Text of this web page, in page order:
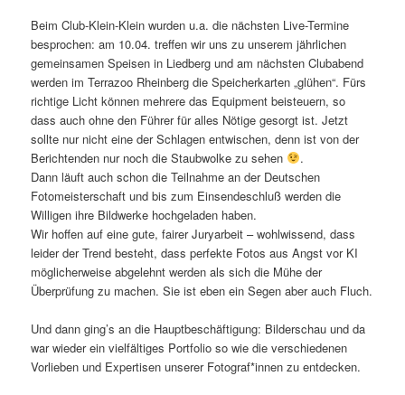
Beim Club-Klein-Klein wurden u.a. die nächsten Live-Termine
besprochen: am 10.04. treffen wir uns zu unserem jährlichen
gemeinsamen Speisen in Liedberg und am nächsten Clubabend
werden im Terrazoo Rheinberg die Speicherkarten „glühen“. Fürs
richtige Licht können mehrere das Equipment beisteuern, so
dass auch ohne den Führer für alles Nötige gesorgt ist. Jetzt
sollte nur nicht eine der Schlagen entwischen, denn ist von der
Berichtenden nur noch die Staubwolke zu sehen
.
Dann läuft auch schon die Teilnahme an der Deutschen
Fotomeisterschaft und bis zum Einsendeschluß werden die
Willigen ihre Bildwerke hochgeladen haben.
Wir hoffen auf eine gute, fairer Juryarbeit – wohlwissend, dass
leider der Trend besteht, dass perfekte Fotos aus Angst vor KI
möglicherweise abgelehnt werden als sich die Mühe der
Überprüfung zu machen. Sie ist eben ein Segen aber auch Fluch.
Und dann ging’s an die Hauptbeschäftigung: Bilderschau und da
war wieder ein vielfältiges Portfolio so wie die verschiedenen
Vorlieben und Expertisen unserer Fotograf*innen zu entdecken.